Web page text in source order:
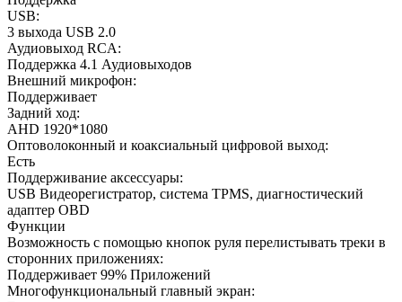
USB:
3 выхода USB 2.0
Аудиовыход RCA:
Поддержка 4.1 Аудиовыходов
Внешний микрофон:
Поддерживает
Задний ход:
AHD 1920*1080
Оптоволоконный и коаксиальный цифровой выход:
Есть
Поддерживание аксессуары:
USB Видеорегистратор, система TPMS, диагностический
адаптер OBD
Функции
Возможность с помощью кнопок руля перелистывать треки в
сторонних приложениях:
Поддерживает 99% Приложений
Многофункциональный главный экран: